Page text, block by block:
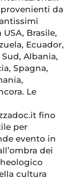
da
Brasile,
Ecuador,
Albania,
Spagna,
Le
fino
per
evento in
dei
cultura